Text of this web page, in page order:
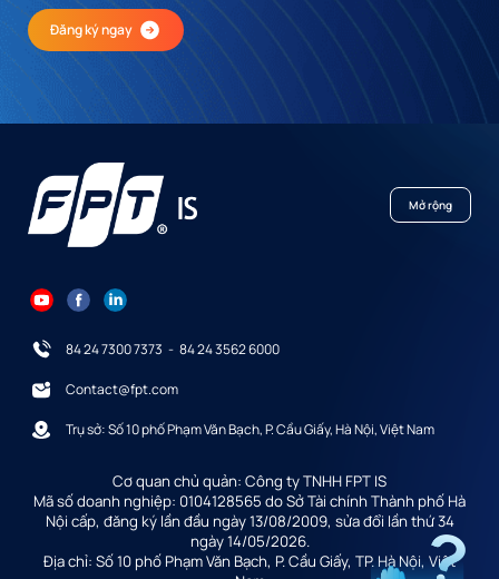
Đăng ký ngay
Mở rộng
84 24 7300 7373 - 84 24 3562 6000
Contact@fpt.com
Trụ sở: Số 10 phố Phạm Văn Bạch, P. Cầu Giấy, Hà Nội, Việt Nam
Cơ quan chủ quản: Công ty TNHH FPT IS
Mã số doanh nghiệp: 0104128565 do Sở Tài chính Thành phố Hà
Nội cấp, đăng ký lần đầu ngày 13/08/2009, sửa đổi lần thứ 34
ngày 14/05/2026.
Địa chỉ: Số 10 phố Phạm Văn Bạch, P. Cầu Giấy, TP. Hà Nội, Việt